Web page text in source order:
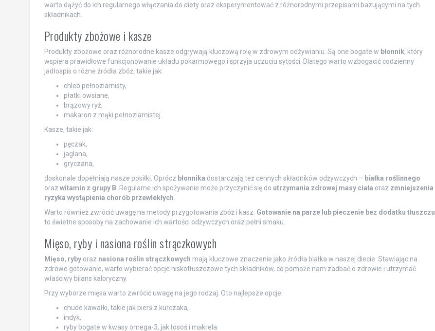
warto dążyć do ich regularnego włączania do diety oraz eksperymentować z różnorodnymi przepisami bazującymi na tych
składnikach.
Produkty zbożowe i kasze
Produkty zbożowe oraz różnorodne kasze odgrywają kluczową rolę w zdrowym odżywianiu. Są one bogate w błonnik, który
wspiera prawidłowe funkcjonowanie układu pokarmowego i sprzyja uczuciu sytości. Dlatego warto wzbogacić codzienny
jadłospis o różne źródła zbóż, takie jak:
chleb pełnoziarnisty,
płatki owsiane,
brązowy ryż,
makaron z mąki pełnoziarnistej.
Kasze, takie jak:
pęczak,
jaglana,
gryczana,
doskonale dopełniają nasze posiłki. Oprócz błonnika dostarczają też cennych składników odżywczych – białka roślinnego
oraz witamin z grupy B. Regularne ich spożywanie może przyczynić się do utrzymania zdrowej masy ciała oraz zmniejszenia
ryzyka wystąpienia chorób przewlekłych.
Warto również zwrócić uwagę na metody przygotowania zbóż i kasz. Gotowanie na parze lub pieczenie bez dodatku tłuszczu
to świetne sposoby na zachowanie ich wartości odżywczych oraz pełni smaku.
Mięso, ryby i nasiona roślin strączkowych
Mięso, rybyoraz nasiona roślin strączkowych mają kluczowe znaczenie jako źródła białka w naszej diecie. Stawiając na
zdrowe gotowanie, warto wybierać opcje niskotłuszczowe tych składników, co pomoże nam zadbać o zdrowie i utrzymać
właściwy bilans kaloryczny.
Przy wyborze mięsa warto zwrócić uwagę na jego rodzaj. Oto najlepsze opcje:
chude kawałki, takie jak pierś z kurczaka,
indyk,
ryby bogate w kwasy omega-3, jak łosoś i makrela.